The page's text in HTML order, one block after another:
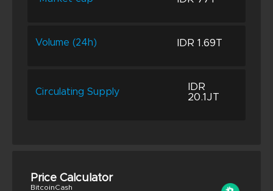
Volume (24h) IDR 1.69T
Circulating Supply
IDR
20.1JT
Price Calculator
BitcoinCash